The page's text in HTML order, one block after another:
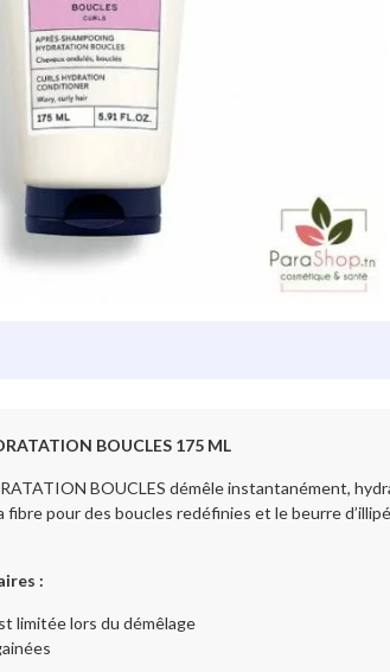
BOUCLES 175 ML
BOUCLES démêle instantanément,
fibre pour des boucles redéfinies et le beurre
:
limitée lors du démêlage